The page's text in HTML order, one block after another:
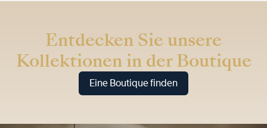
Entdecken Sie unsere
Kollektionen in der Boutique
Eine Boutique finden